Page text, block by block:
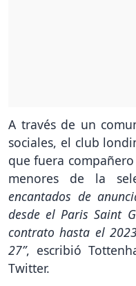
A través de un
sociales, el club
que fuera
menores de la
encantados de
desde el Paris Saint
contrato hasta el
27”, escribió
Twitter.